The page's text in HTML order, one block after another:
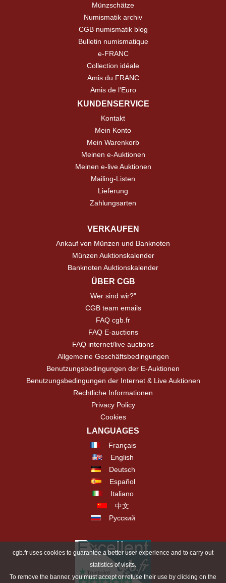
Münzschätze
Numismatik archiv
CGB numismatik blog
Bulletin numismatique
e-FRANC
Collection idéale
Amis du FRANC
Amis de l'Euro
KUNDENSERVICE
Kontakt
Mein Konto
Mein Warenkorb
Meinen e-Auktionen
Meinen e-live Auktionen
Mailing-Listen
Lieferung
Zahlungsarten
VERKAUFEN
Ankauf von Münzen und Banknoten
Münzen Auktionskalender
Banknoten Auktionskalender
ÜBER CGB
Wer sind wir?"
CGB team emails
FAQ cgb.fr
FAQ E-auctions
FAQ internet/live auctions
Allgemeine Geschäftsbedingungen
Benutzungsbedingungen der E-Auktionen
Benutzungsbedingungen der Internet & Live Auktionen
Rechtliche Informationen
Privacy Policy
Cookies
LANGUAGES
Français
English
Deutsch
Español
Italiano
中文
Русский
cgb.fr uses cookies to guarantee a better user experience and to carry out
statistics of visits.
To remove the banner, you must accept or refuse their use by clicking on the